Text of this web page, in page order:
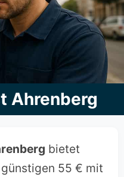
Ahrenberg
bietet
55 € mit